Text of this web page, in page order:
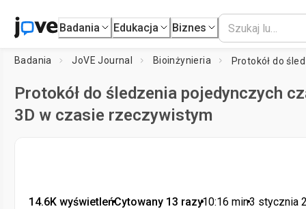
Badania Edukacja Biznes
Badania JoVE Journal Bioinżynieria
Protokół do śledzenia pojedynczych
3D w czasie rzeczywistym
14.6K wyświetleń•Cytowany 13 razy•10:16 min•3 stycznia